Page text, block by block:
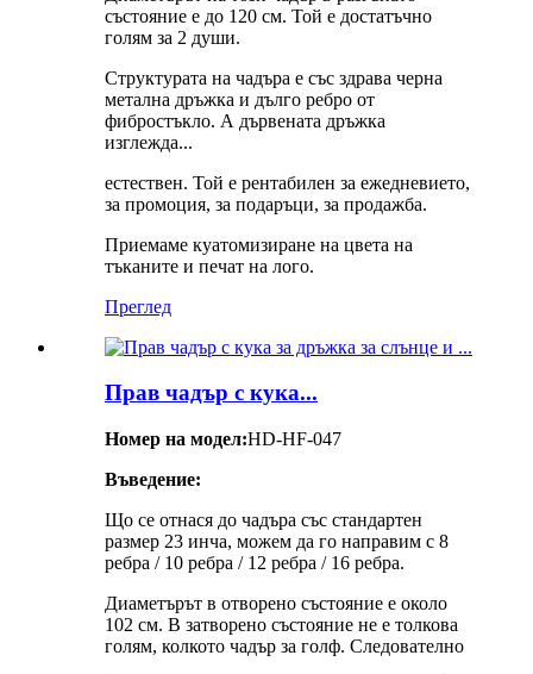
състояние е до 120 см. Той е достатъчно
голям за 2 души.
Структурата на чадъра е със здрава черна
метална дръжка и дълго ребро от
фибростъкло. А дървената дръжка
изглежда...
естествен. Той е рентабилен за ежедневието,
за промоция, за подаръци, за продажба.
Приемаме куатомизиране на цвета на
тъканите и печат на лого.
Преглед
Прав чадър с кука...
Номер на модел:HD-HF-047
Въведение:
Що се отнася до чадъра със стандартен
размер 23 инча, можем да го направим с 8
ребра / 10 ребра / 12 ребра / 16 ребра.
Диаметърът в отворено състояние е около
102 см. В затворено състояние не е толкова
голям, колкото чадър за голф. Следователно